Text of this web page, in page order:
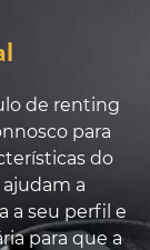
de renting
para
do
a
a seu perfil e
para que a